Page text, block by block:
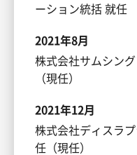
ーション統括 就任
2021年8月
株式会社サムシン
（現任）
2021年12月
株式会社ディスラ
任（現任）